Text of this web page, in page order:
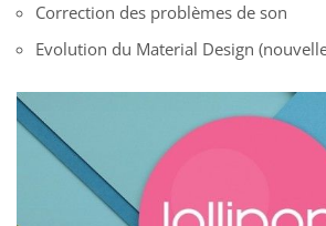
Correction des problèmes de son
Evolution du Material Design